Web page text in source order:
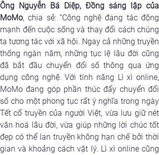
Ông Nguyễn Bá Diệp, Đồng sáng lập của
MoMo, chia sẻ: “Công nghệ đang tác động
mạnh đến cuộc sống và thay đổi cách chúng
ta tương tác với xã hội. Ngay cả những truyền
thống ngàn năm, những tục lệ lâu đời cũng
đã bắt đầu chuyển đổi số thông qua ứng
dụng công nghệ. Với tính năng Lì xì online,
MoMo đang góp phần thúc đẩy chuyển đổi
số cho một phong tục rất ý nghĩa trong ngày
Tết cổ truyền của người Việt, vừa lưu giữ nét
văn hoá lâu đời, vừa giúp những lời chúc tốt
đẹp có thể lan truyền không hạn chế bởi thời
gian và khoảng cách vật lý. Lì xì online cũng